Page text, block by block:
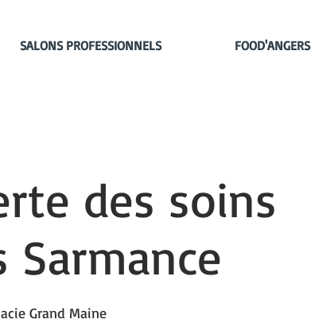
SALONS PROFESSIONNELS FOOD'ANGERS
des soins
Grand Maine